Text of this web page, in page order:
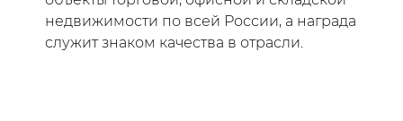
недвижимости по всей России, а награда
служит знаком качества в отрасли.